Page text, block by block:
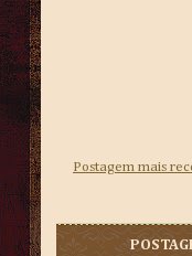
Postagem mais